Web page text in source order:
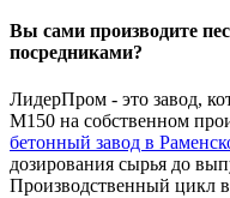
Вы сами производите
посредниками?
ЛидерПром - это завод,
М150 на собственном
бетонный завод в
дозирования сырья до
Производственный цикл